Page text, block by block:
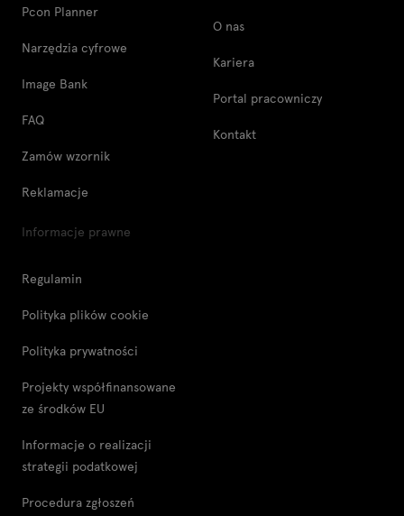
Pcon Planner
Narzędzia cyfrowe
Image Bank
FAQ
Zamów wzornik
Reklamacje
O nas
Kariera
Portal pracowniczy
Kontakt
Informacje prawne
Regulamin
Polityka plików cookie
Polityka prywatności
Projekty współfinansowane
ze środków EU
Informacje o realizacji
strategii podatkowej
Procedura zgłoszeń